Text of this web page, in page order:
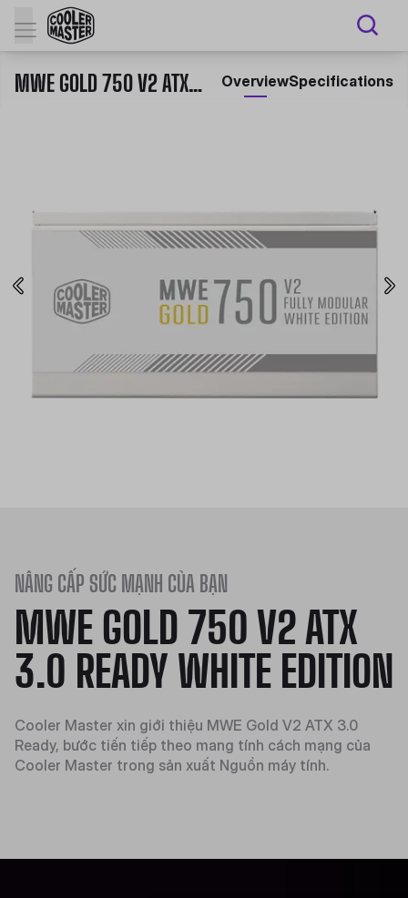
MWE GOLD 750 V2 ATX 3.0 READY WHITE EDITION OverviewSpecifications
NÂNG CẤP SỨC MẠNH CỦA BẠN
MWE GOLD 750 V2 ATX
3.0 READY WHITE EDITION
Cooler Master xin giới thiệu MWE Gold V2 ATX 3.0
Ready, bước tiến tiếp theo mang tính cách mạng của
Cooler Master trong sản xuất Nguồn máy tính.